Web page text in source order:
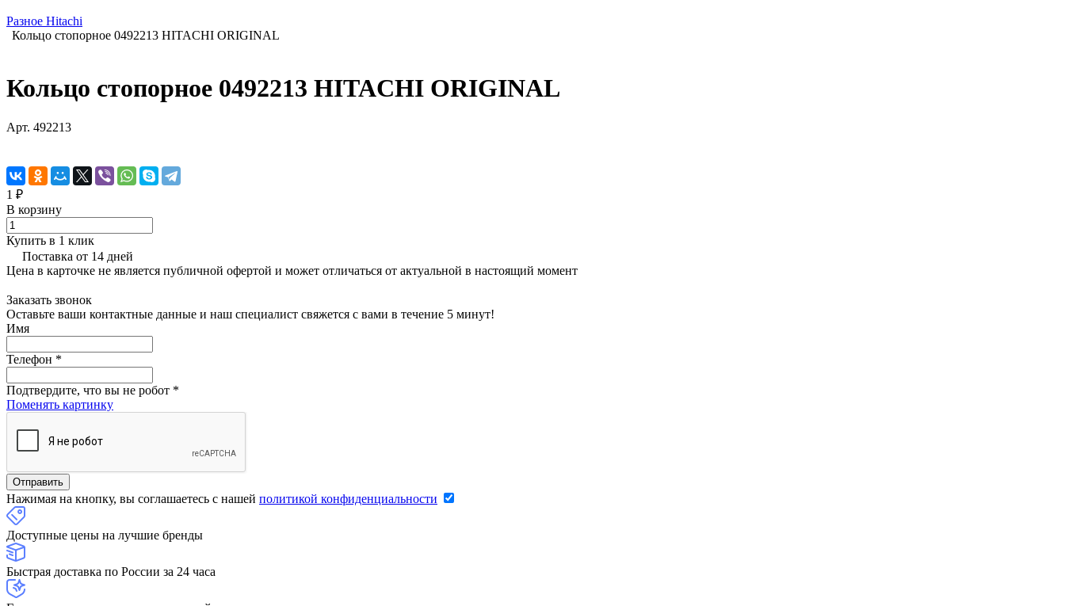
Разное Hitachi
Кольцо стопорное 0492213 HITACHI ORIGINAL
Кольцо стопорное 0492213 HITACHI ORIGINAL
Арт. 492213
1 ₽
В корзину
Купить в 1 клик
Поставка от 14 дней
Цена в карточке не является публичной офертой и может отличаться от актуальной в настоящий момент
Заказать звонок
Оставьте ваши контактные данные и наш специалист свяжется с вами в течение 5 минут!
Имя
Телефон *
Подтвердите, что вы не робот *
Поменять картинку
Нажимая на кнопку, вы соглашаетесь с нашей политикой конфиденциальности
Доступные цены на лучшие бренды
Быстрая доставка по России за 24 часа